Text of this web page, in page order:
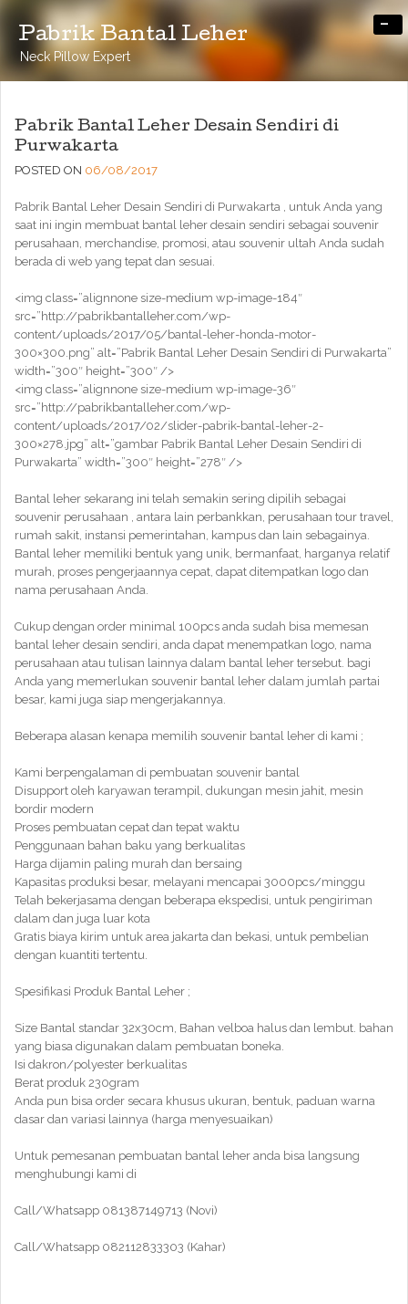
Pabrik Bantal Leher
Neck Pillow Expert
-
Pabrik Bantal Leher Desain Sendiri di
Purwakarta
POSTED ON 06/08/2017
Pabrik Bantal Leher Desain Sendiri di Purwakarta , untuk Anda yang
saat ini ingin membuat bantal leher desain sendiri sebagai souvenir
perusahaan, merchandise, promosi, atau souvenir ultah Anda sudah
berada di web yang tepat dan sesuai.
<img class=”alignnone size-medium wp-image-184″
src=”http://pabrikbantalleher.com/wp-
content/uploads/2017/05/bantal-leher-honda-motor-
300×300.png” alt=”Pabrik Bantal Leher Desain Sendiri di Purwakarta”
width=”300″ height=”300″ />
<img class=”alignnone size-medium wp-image-36″
src=”http://pabrikbantalleher.com/wp-
content/uploads/2017/02/slider-pabrik-bantal-leher-2-
300×278.jpg” alt=”gambar Pabrik Bantal Leher Desain Sendiri di
Purwakarta” width=”300″ height=”278″ />
Bantal leher sekarang ini telah semakin sering dipilih sebagai
souvenir perusahaan , antara lain perbankkan, perusahaan tour travel,
rumah sakit, instansi pemerintahan, kampus dan lain sebagainya.
Bantal leher memiliki bentuk yang unik, bermanfaat, harganya relatif
murah, proses pengerjaannya cepat, dapat ditempatkan logo dan
nama perusahaan Anda.
Cukup dengan order minimal 100pcs anda sudah bisa memesan
bantal leher desain sendiri, anda dapat menempatkan logo, nama
perusahaan atau tulisan lainnya dalam bantal leher tersebut. bagi
Anda yang memerlukan souvenir bantal leher dalam jumlah partai
besar, kami juga siap mengerjakannya.
Beberapa alasan kenapa memilih souvenir bantal leher di kami ;
Kami berpengalaman di pembuatan souvenir bantal
Disupport oleh karyawan terampil, dukungan mesin jahit, mesin
bordir modern
Proses pembuatan cepat dan tepat waktu
Penggunaan bahan baku yang berkualitas
Harga dijamin paling murah dan bersaing
Kapasitas produksi besar, melayani mencapai 3000pcs/minggu
Telah bekerjasama dengan beberapa ekspedisi, untuk pengiriman
dalam dan juga luar kota
Gratis biaya kirim untuk area jakarta dan bekasi, untuk pembelian
dengan kuantiti tertentu.
Spesifikasi Produk Bantal Leher ;
Size Bantal standar 32x30cm, Bahan velboa halus dan lembut. bahan
yang biasa digunakan dalam pembuatan boneka.
Isi dakron/polyester berkualitas
Berat produk 230gram
Anda pun bisa order secara khusus ukuran, bentuk, paduan warna
dasar dan variasi lainnya (harga menyesuaikan)
Untuk pemesanan pembuatan bantal leher anda bisa langsung
menghubungi kami di
Call/Whatsapp 081387149713 (Novi)
Call/Whatsapp 082112833303 (Kahar)